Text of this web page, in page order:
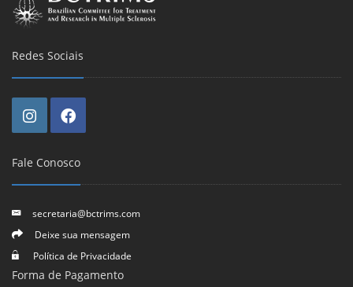
Redes Sociais
Fale Conosco
secretaria@bctrims.com
Deixe sua mensagem
Política de Privacidade
Forma de Pagamento